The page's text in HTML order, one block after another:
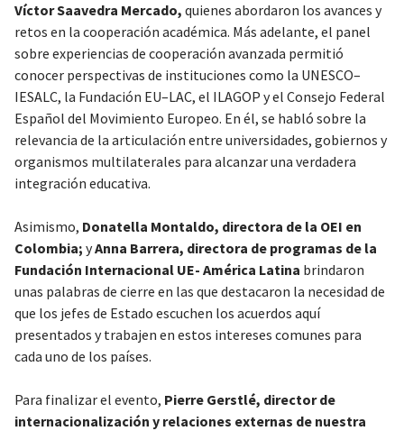
Víctor Saavedra Mercado, quienes abordaron los avances y
retos en la cooperación académica. Más adelante, el panel
sobre experiencias de cooperación avanzada permitió
conocer perspectivas de instituciones como la UNESCO–
IESALC, la Fundación EU–LAC, el ILAGOP y el Consejo Federal
Español del Movimiento Europeo. En él, se habló sobre la
relevancia de la articulación entre universidades, gobiernos y
organismos multilaterales para alcanzar una verdadera
integración educativa.
Asimismo, Donatella Montaldo, directora de la OEI en
Colombia; yAnna Barrera, directora de programas de la
Fundación Internacional UE- América Latina brindaron
unas palabras de cierre en las que destacaron la necesidad de
que los jefes de Estado escuchen los acuerdos aquí
presentados y trabajen en estos intereses comunes para
cada uno de los países.
Para finalizar el evento, Pierre Gerstlé, director de
internacionalización y relaciones externas de nuestra